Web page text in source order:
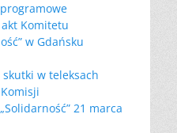
Komitetu
w Gdańsku
w teleksach
21 marca